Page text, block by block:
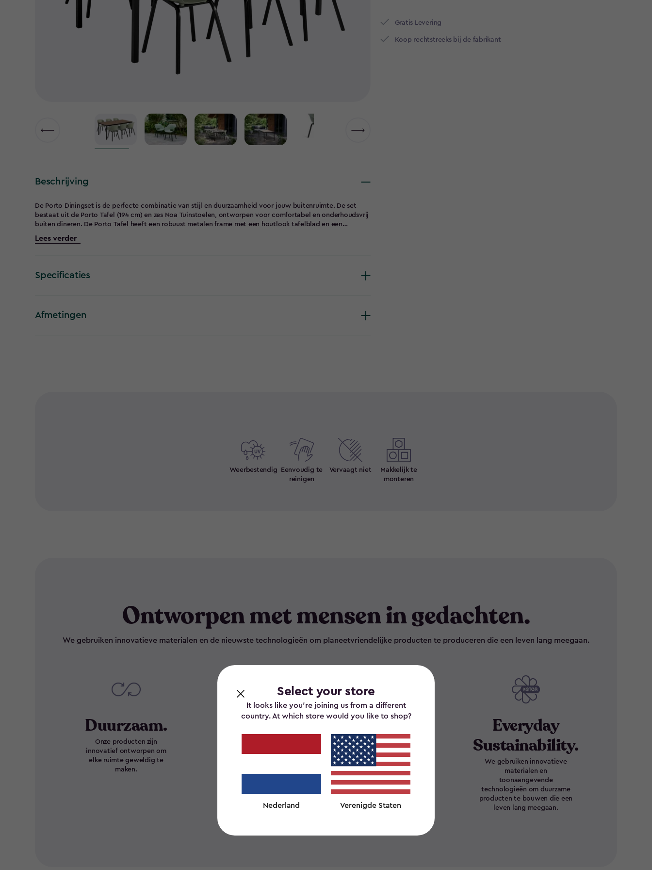
Select your store
It looks like you’re joining us from a different
country. At which store would you like to shop?
Nederland Verenigde Staten
Gratis Levering​
Koop rechtstreeks bij de fabrikant
Beschrijving
De Porto Diningset is de perfecte combinatie van stijl en duurzaamheid voor jouw buitenruimte. De set
bestaat uit de Porto Tafel (194 cm) en zes Noa Tuinstoelen, ontworpen voor comfortabel en onderhoudsvrij
buiten dineren. De Porto Tafel heeft een robuust metalen frame met een houtlook tafelblad en een
weerbestendige coating, waardoor deze bestand is tegen alle weersomstandigheden. De Noa Tuinstoelen,
gemaakt van duurzaam kunststof met een stevig metalen onderstel, bieden een ergonomisch zitcomfort en
stijlvolle en gezellige eetplek buiten met de Keter Porto Tuinset!
Lees verder
Specificaties
Afmetingen
Weerbestendig
Eenvoudig te
reinigen
Vervaagt niet
Makkelijk te
monteren
Ontworpen met mensen in gedachten.
We gebruiken innovatieve materialen en de nieuwste technologieën om planeetvriendelijke producten te produceren die een leven lang meegaan.
Duurzaam.
Onze producten zijn
innovatief ontworpen om
elke ruimte geweldig te
maken.
Makkelijk te
Monteren.
Met slechts standaard
gereedschap zijn alle Keter
producten gemakkelijk te
monteren en onderhoudsvrij.
Everyday
Sustainability.
We gebruiken innovatieve
materialen en
toonaangevende
technologieën om duurzame
producten te bouwen die een
leven lang meegaan.